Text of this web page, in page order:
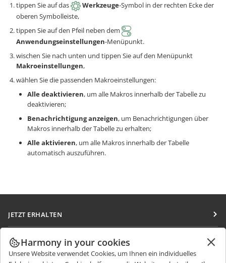
tippen Sie auf das
Werkzeuge-Symbol in der rechten Ecke der
oberen Symbolleiste,
tippen Sie auf den Pfeil neben dem
Anwendungseinstellungen-Menüpunkt.
wischen Sie nach unten und tippen Sie auf den Menüpunkt
Makroeinstellungen,
wählen Sie die passenden Makroeinstellungen:
Alle deaktivieren, um alle Makros innerhalb der Tabelle zu
deaktivieren;
Benachrichtigung anzeigen, um Benachrichtigungen über
Makros innerhalb der Tabelle zu erhalten;
Alle aktivieren, um alle Makros innerhalb der Tabelle
automatisch auszuführen.
JETZT ERHALTEN
Docs
DocSpace
ZUSAMMENARBEITEN
Für Mitwirkende
Harmony in your cookies
Unsere Website verwendet Cookies, um Ihnen ein individuelles